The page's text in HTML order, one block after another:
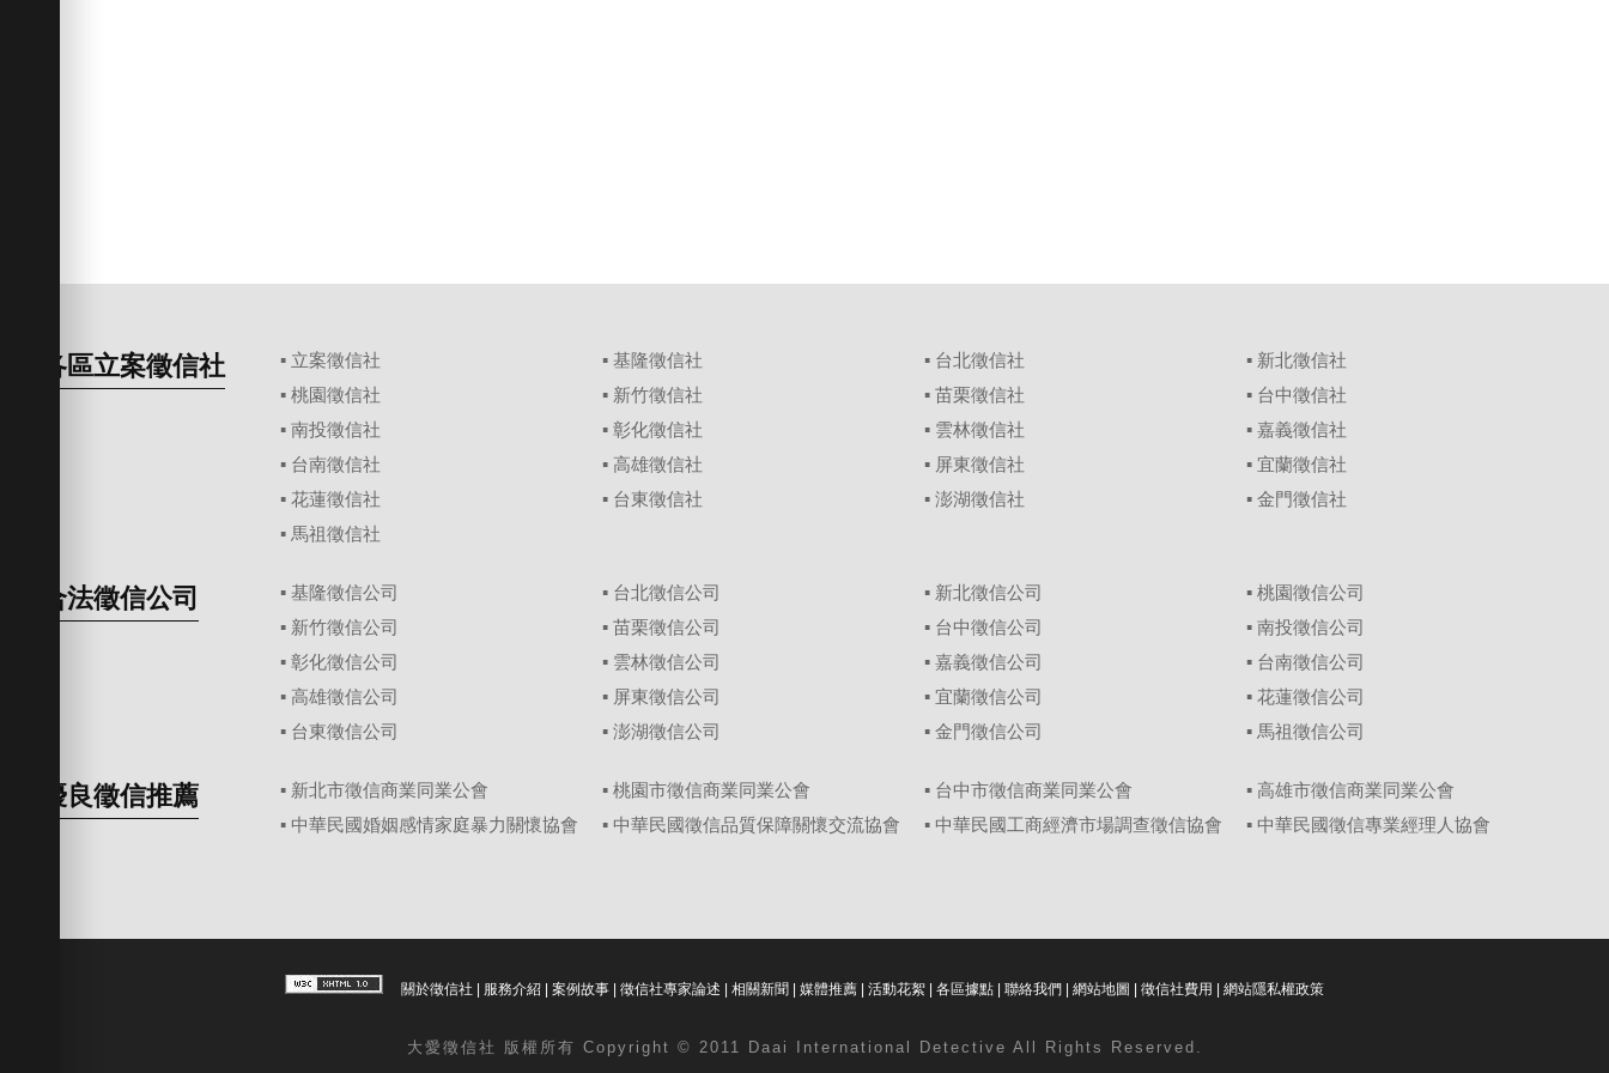
各區立案徵信社 ▪ 立案徵信社 ▪ 基隆徵信社 ▪ 台北徵信社 ▪ 新北徵信社
▪ 桃園徵信社 ▪ 新竹徵信社 ▪ 苗栗徵信社 ▪ 台中徵信社
▪ 南投徵信社 ▪ 彰化徵信社 ▪ 雲林徵信社 ▪嘉義徵信社
▪ 台南徵信社 ▪ 高雄徵信社 ▪ 屏東徵信社 ▪宜蘭徵信社
▪ 花蓮徵信社 ▪ 台東徵信社 ▪ 澎湖徵信社 ▪金門徵信社
▪ 馬祖徵信社
合法徵信公司 ▪ 基隆徵信公司 ▪ 台北徵信公司 ▪ 新北徵信公司 ▪桃園徵信公司
▪ 新竹徵信公司 ▪ 苗栗徵信公司 ▪ 台中徵信公司 ▪南投徵信公司
▪ 彰化徵信公司 ▪ 雲林徵信公司 ▪ 嘉義徵信公司 ▪ 台南徵信公司
▪ 高雄徵信公司 ▪ 屏東徵信公司 ▪ 宜蘭徵信公司 ▪花蓮徵信公司
▪ 台東徵信公司 ▪ 澎湖徵信公司 ▪ 金門徵信公司 ▪ 馬祖徵信公司
優良徵信推薦 ▪ 新北市徵信商業同業公會 ▪ 桃園市徵信商業同業公會 ▪ 台中市徵信商業同業公會
▪ 高雄市徵信商業同業公會
▪ 中華民國婚姻感情家庭暴力關懷協會
▪ 中華民國徵信品質保障關懷交流協會 ▪ 中華民國工商經濟市場調查徵信協會 ▪ 中華民國徵信專業經理人協會
關於徵信社 服務介紹 案例故事 徵信社專家論述 相關新聞 媒體推薦 活動花絮 各區據點 聯絡我們 網站地圖 徵信社費用 網站隱私權政策
大愛 徵信社 版權所有 Copyright © 2011 Daai International Detective All Rights Reserved.